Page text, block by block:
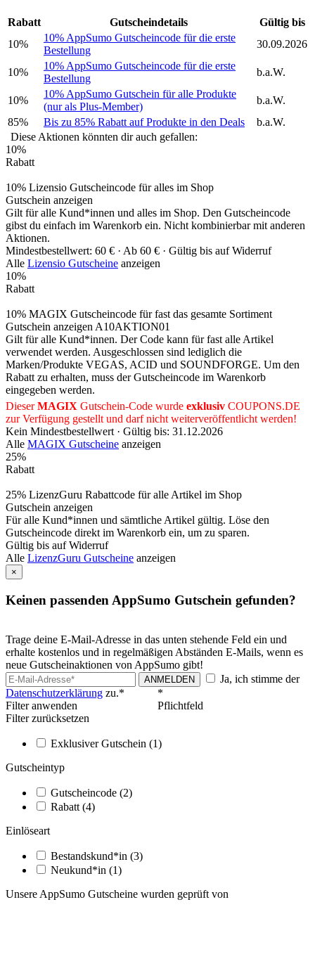
Rabatt Gutscheindetails
Gültig bis
10%
10% AppSumo Gutscheincode für die erste
Bestellung
30.09.2026
10%
10% AppSumo Gutscheincode für die erste
Bestellung
b.a.W.
10%
10% AppSumo Gutschein für alle Produkte
(nur als Plus-Member)
b.a.W.
85%
Bis zu 85% Rabatt auf Produkte in den Deals
b.a.W.
Diese Aktionen könnten dir auch gefallen:
10%
Rabatt
10% Lizensio Gutscheincode für alles im Shop
Gutschein anzeigen
Gilt für alle Kund*innen und alles im Shop. Den Gutscheincode
gibst du einfach im Warenkorb ein. Nicht kombinierbar mit anderen
Aktionen.
Mindestbestellwert: 60 € · Ab 60 € · Gültig bis auf Widerruf
Alle Lizensio Gutscheine anzeigen
10%
Rabatt
10% MAGIX Gutscheincode für fast das gesamte Sortiment
Gutschein anzeigen A10AKTION01
Gilt für alle Kund*innen. Der Code kann für fast alle Artikel
verwendet werden. Ausgeschlossen sind lediglich die
Marken/Produkte VEGAS, ACID und SOUNDFORGE. Um den
Rabatt zu erhalten, muss der Gutscheincode im Warenkorb
eingegeben werden.
DieserMAGIX Gutschein-Code wurde exklusiv COUPONS.DE
zur Verfügung gestellt und darf nicht weiterveröffentlicht werden!
Kein Mindestbestellwert · Gültig bis: 31.12.2026
Alle MAGIX Gutscheine anzeigen
25%
Rabatt
25% LizenzGuru Rabattcode für alle Artikel im Shop
Gutschein anzeigen
Für alle Kund*innen und sämtliche Artikel gültig. Löse den
Gutscheincode direkt im Warenkorb ein, um zu sparen.
Gültig bis auf Widerruf
Alle LizenzGuru Gutscheine anzeigen
×
Keinen passenden AppSumo Gutschein gefunden?
Trage deine E-Mail-Adresse in das unten stehende Feld ein und
erhalte kostenlos und in regelmäßigen Abständen E-Mails, wenn es
neue Gutscheinaktionen von AppSumo gibt!
ANMELDEN
Ja, ich stimme der
Datenschutzerklärung zu.*
*
Pflichtfeld
Filter anwenden
Filter zurücksetzen
Exklusiver Gutschein (1)
Gutscheintyp
Gutscheincode (2)
Rabatt (4)
Einlöseart
Bestandskund*in (3)
Neukund*in (1)
Unsere AppSumo Gutscheine wurden geprüft von